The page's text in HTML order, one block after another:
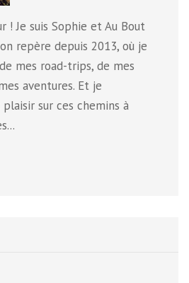
! Je suis Sophie et Au Bout
repère depuis 2013, où je
mes road-trips, de mes
aventures. Et je
sur ces chemins à